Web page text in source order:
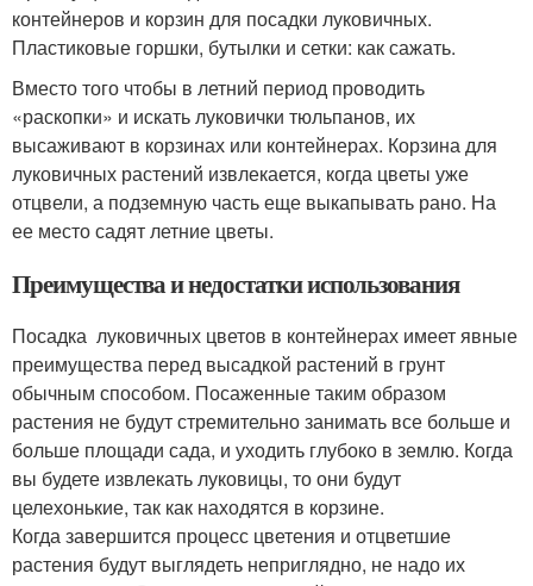
контейнеров и корзин для посадки луковичных.
Пластиковые горшки, бутылки и сетки: как сажать.
Вместо того чтобы в летний период проводить
«раскопки» и искать луковички тюльпанов, их
высаживают в корзинах или контейнерах. Корзина для
луковичных растений извлекается, когда цветы уже
отцвели, а подземную часть еще выкапывать рано. На
ее место садят летние цветы.
Преимущества и недостатки использования
Посадка луковичных цветов в контейнерах имеет явные
преимущества перед высадкой растений в грунт
обычным способом. Посаженные таким образом
растения не будут стремительно занимать все больше и
больше площади сада, и уходить глубоко в землю. Когда
вы будете извлекать луковицы, то они будут
целехонькие, так как находятся в корзине.
Когда завершится процесс цветения и отцветшие
растения будут выглядеть неприглядно, не надо их